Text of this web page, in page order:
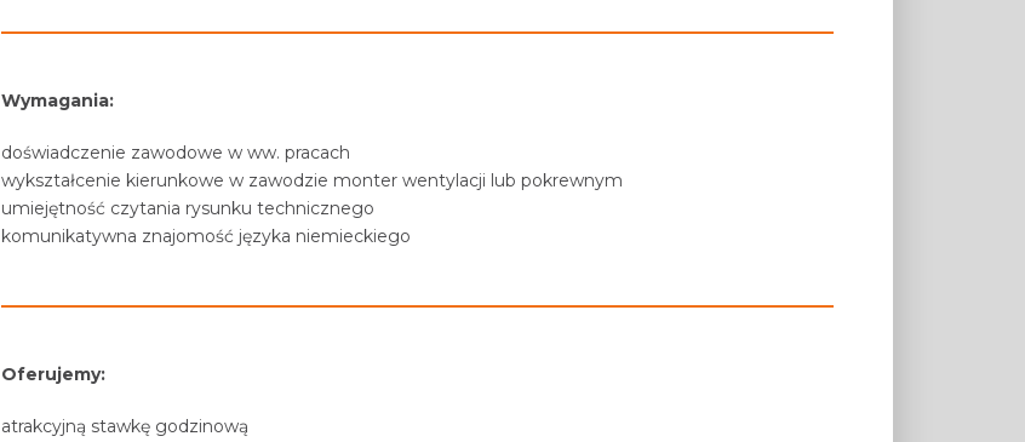
Wymagania:
doświadczenie zawodowe w ww. pracach
wykształcenie kierunkowe w zawodzie monter wentylacji lub pokrewnym
umiejętność czytania rysunku technicznego
komunikatywna znajomość języka niemieckiego
Oferujemy:
atrakcyjną stawkę godzinową